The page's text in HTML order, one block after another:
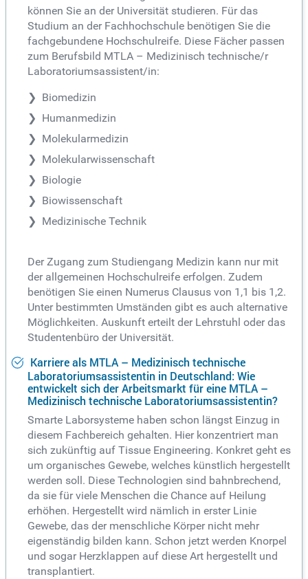
können Sie an der Universität studieren. Für das
Studium an der Fachhochschule benötigen Sie die
fachgebundene Hochschulreife. Diese Fächer passen
zum Berufsbild MTLA – Medizinisch technische/r
Laboratoriumsassistent/in:
Biomedizin
Humanmedizin
Molekularmedizin
Molekularwissenschaft
Biologie
Biowissenschaft
Medizinische Technik
Der Zugang zum Studiengang Medizin kann nur mit
der allgemeinen Hochschulreife erfolgen. Zudem
benötigen Sie einen Numerus Clausus von 1,1 bis 1,2.
Unter bestimmten Umständen gibt es auch alternative
Möglichkeiten. Auskunft erteilt der Lehrstuhl oder das
Studentenbüro der Universität.
Karriere als MTLA – Medizinisch technische
Laboratoriumsassistentin in Deutschland: Wie
entwickelt sich der Arbeitsmarkt für eine MTLA –
Medizinisch technische Laboratoriumsassistentin?
Smarte Laborsysteme haben schon längst Einzug in
diesem Fachbereich gehalten. Hier konzentriert man
sich zukünftig auf Tissue Engineering. Konkret geht es
um organisches Gewebe, welches künstlich hergestellt
werden soll. Diese Technologien sind bahnbrechend,
da sie für viele Menschen die Chance auf Heilung
erhöhen. Hergestellt wird nämlich in erster Linie
Gewebe, das der menschliche Körper nicht mehr
eigenständig bilden kann. Schon jetzt werden Knorpel
und sogar Herzklappen auf diese Art hergestellt und
transplantiert.